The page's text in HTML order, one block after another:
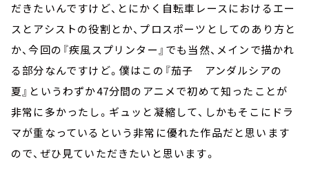
だきたいんですけど、とにかく自転車レースにおけるエー
スとアシストの役割とか、プロスポーツとしてのあり方と
か、今回の『疾風スプリンター』でも当然、メインで描かれ
る部分なんですけど。僕はこの『茄子 アンダルシアの
夏』というわずか47分間のアニメで初めて知ったことが
非常に多かったし。ギュッと凝縮して、しかもそこにドラ
マが重なっているという非常に優れた作品だと思います
ので、ぜひ見ていただきたいと思います。